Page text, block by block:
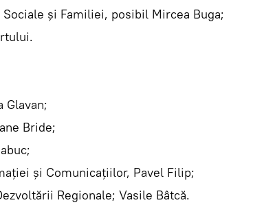
şi Familiei, posibil Mircea Buga;
Glavan;
Bride;
şi Comunicaţiilor, Pavel Filip;
Regionale; Vasile Bâtcă.